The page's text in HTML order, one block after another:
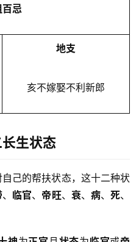
忌
地支
亥不嫁娶不利新郎
生状态
己的帮扶状态，这十二种状
、 临官、 帝旺、 衰、 病、死、